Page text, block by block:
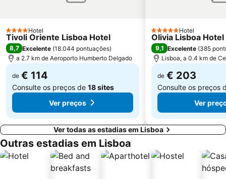
Praça do Comércio
4 Estrelas
Hotel
Tivoli Oriente Lisboa Hotel
8,7 Excelente (18.044 pontuações)
a 2.7 km de Aeroporto Humberto Delgado
de € 114
Consulte os preços de 18 sites
Ver preços
5 EstrelasHotel
Olivia Lisboa
9,1 Excelente (385
Lisboa, a 0.4 km de
de € 203
Consulte os preços
Ver
Ver todas as estadias em Lisboa
Outras estadias em Lisboa